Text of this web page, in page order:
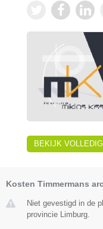
BEKIJK VOLLEDIG
Kosten Timmermans
Niet gevestigd in de
provincie Limburg.